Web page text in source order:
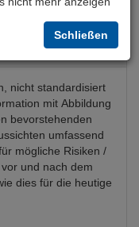
Schließen
nicht standardisiert
mit Abbildung
bevorstehenden
umfassend
mögliche Risiken /
und nach dem
dies für die heutige